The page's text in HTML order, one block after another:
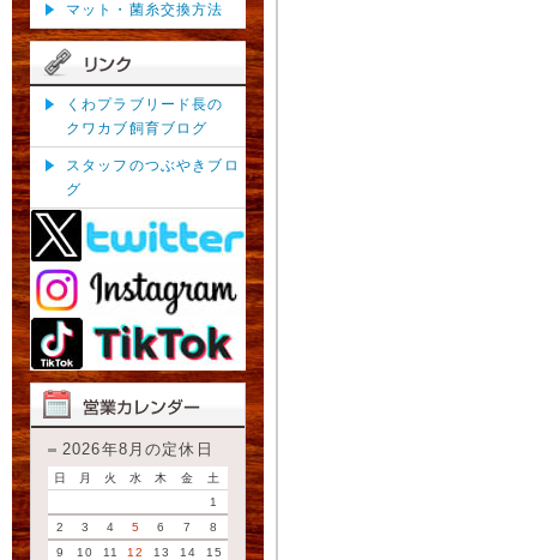
マット・菌糸交換方法
くわプラブリード長の
クワカブ飼育ブログ
スタッフのつぶやきブロ
グ
2026年8月の定休日
日 月 火 水 木 金
土
1
2
3 4 5 6 7
8
9
10 11 12 13 14
15